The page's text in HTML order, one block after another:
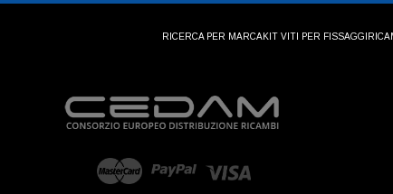
RICERCA PER MARCAKIT VITI PER FISSAGGI